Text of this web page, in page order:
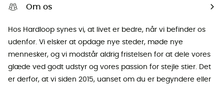
Om os
Hos Hardloop synes vi, at livet er bedre, når vi befinder os
udenfor. Vi elsker at opdage nye steder, møde nye
mennesker, og vi modstår aldrig fristelsen for at dele vores
glæde ved godt udstyr og vores passion for stejle stier. Det
er derfor, at vi siden 2015, uanset om du er begyndere eller